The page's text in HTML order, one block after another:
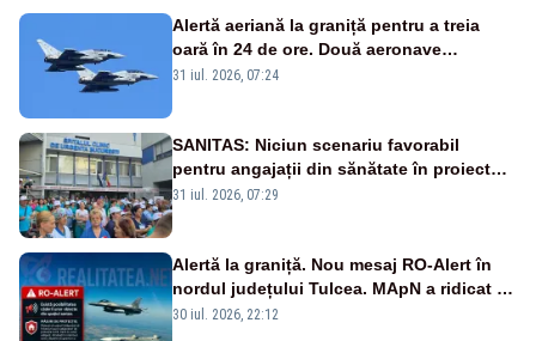
Alertă aeriană la graniță pentru a treia
oară în 24 de ore. Două aeronave
Eurofighter britanice au fost ridicate de la
31 iul. 2026, 07:24
SANITAS: Niciun scenariu favorabil
pentru angajații din sănătate în proiectul
Legii salarizării
31 iul. 2026, 07:29
Alertă la graniță. Nou mesaj RO-Alert în
nordul județului Tulcea. MApN a ridicat de
la sol două avioane F-16
30 iul. 2026, 22:12